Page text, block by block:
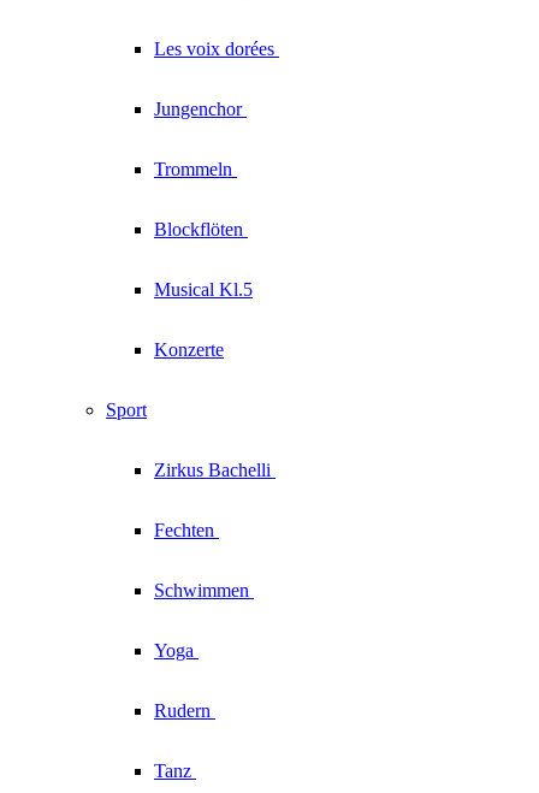
Les voix dorées
Jungenchor
Trommeln
Blockflöten
Musical Kl.5
Konzerte
Sport
Zirkus Bachelli
Fechten
Schwimmen
Yoga
Rudern
Tanz